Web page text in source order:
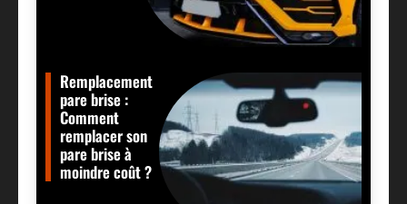
Remplacement
pare brise :
Comment
remplacer son
pare brise à
moindre coût ?